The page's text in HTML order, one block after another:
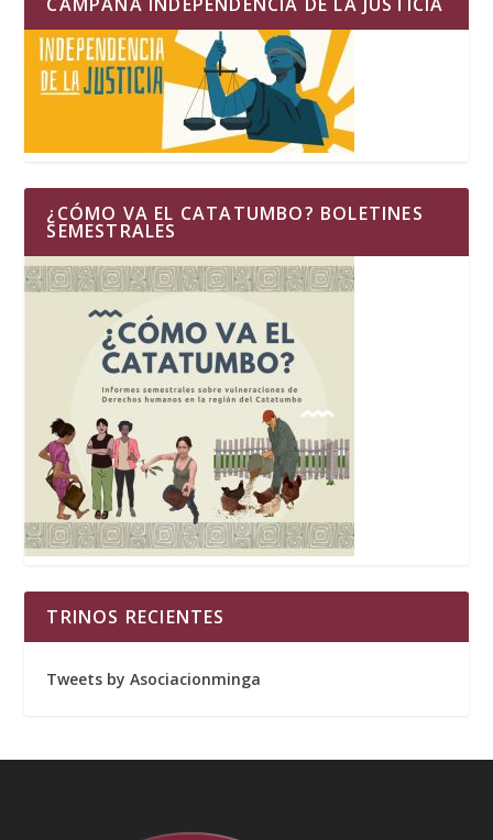
¿CÓMO VA EL CATATUMBO? BOLETINES
SEMESTRALES
TRINOS RECIENTES
Tweets by Asociacionminga